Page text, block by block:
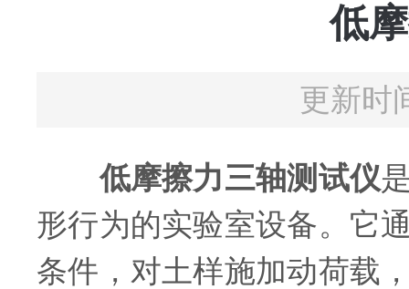
低
更新时
低摩擦力三轴测试仪
形行为的实验室设备。它
条件，对土样施加动荷载